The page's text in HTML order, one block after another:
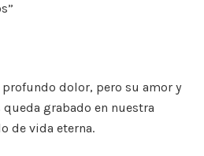
dolor, pero su amor y
grabado en nuestra
de vida eterna.